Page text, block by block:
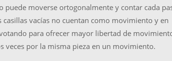
puede moverse ortogonalmente y contar cada
vacías no cuentan como movimiento y en
para ofrecer mayor libertad de
veces por la misma pieza en un movimiento.